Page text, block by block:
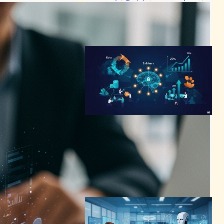
AI（人工知能）ニュース
AI導入の95%が失敗する時
代、Rakutenが実践する
「Triple 20」とエージェント
AI変革の全貌
AI（人工知能）ニュース
2026年1月25日7:44